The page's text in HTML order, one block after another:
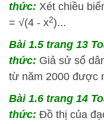
thức: Xét chiều
= √(4 - x2)...
Bài 1.5 trang 13
thức: Giả sử số
từ năm 2000 được
Bài 1.6 trang 14
thức: Đồ thị của